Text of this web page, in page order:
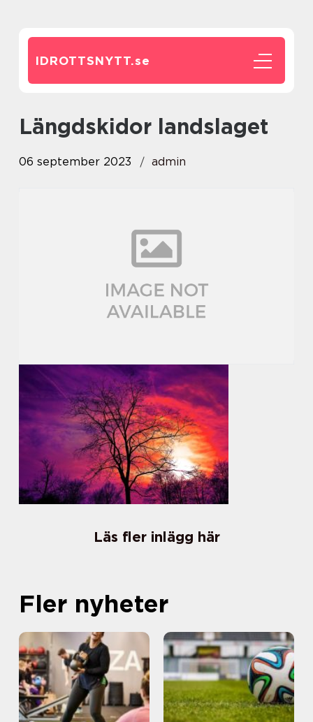
IDROTTSNYTT.se
längdskidor landslaget
06 september 2023 admin
Läs fler inlägg här
Fler nyheter